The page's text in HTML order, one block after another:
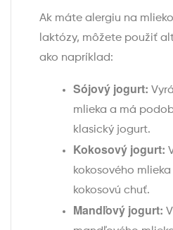
Ak máte alergiu na
laktózy, môžete použiť
ako napríklad:
Sójový jogurt:
mlieka a má
klasický jogurt.
Kokosový jogurt:
kokosového
kokosovú chuť.
Mandľový jogurt: